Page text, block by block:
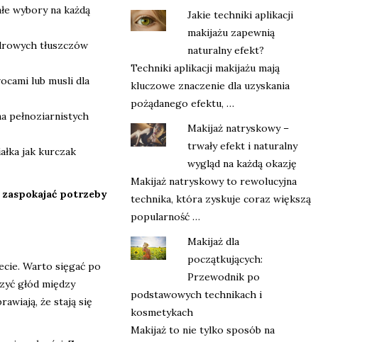
wybory na każdą
tłuszczów
lub musli dla
pełnoziarnistych
jak kurczak
potrzeby
Warto sięgać po
głód między
że stają się
Jakie techniki aplikacji
makijażu zapewnią
naturalny efekt?
Techniki aplikacji makijażu mają
kluczowe znaczenie dla uzyskania
pożądanego efektu, …
Makijaż natryskowy –
trwały efekt i naturalny
wygląd na każdą okazję
Makijaż natryskowy to rewolucyjna
technika, która zyskuje coraz większą
popularność …
Makijaż dla
początkujących:
Przewodnik po
podstawowych technikach i
kosmetykach
Makijaż to nie tylko sposób na